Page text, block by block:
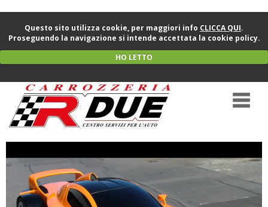
Questo sito utilizza cookie, per maggiori info CLICCA QUI.
Proseguendo la navigazione si intende accettata la cookie policy.
HO LETTO